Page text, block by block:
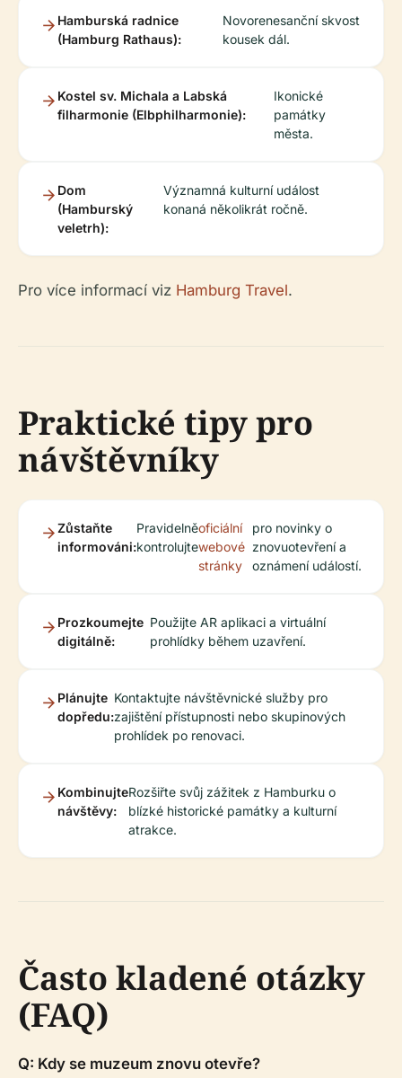
Hamburská radnice
(Hamburg Rathaus):
Novorenesanční skvost
kousek dál.
Kostel sv. Michala a Labská
filharmonie (Elbphilharmonie):
Ikonické
památky
města.
Dom
(Hamburský
veletrh):
Významná kulturní událost
konaná několikrát ročně.
Pro více informací viz Hamburg Travel.
Praktické tipy pro
návštěvníky
Zůstaňte
informováni:
Pravidelně
kontrolujte
oficiální
webové
stránky
pro novinky o
znovuotevření a
oznámení událostí.
Prozkoumejte
digitálně:
Použijte AR aplikaci a virtuální
prohlídky během uzavření.
Plánujte
dopředu:
Kontaktujte návštěvnické služby pro
zajištění přístupnosti nebo skupinových
prohlídek po renovaci.
Kombinujte
návštěvy:
Rozšiřte svůj zážitek z Hamburku o
blízké historické památky a kulturní
atrakce.
Často kladené otázky
(FAQ)
Q: Kdy se muzeum znovu otevře?